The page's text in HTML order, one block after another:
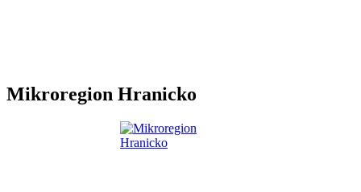
Mikroregion Hranicko